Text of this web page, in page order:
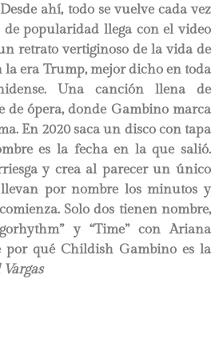
ahí, todo se vuelve cada vez
de popularidad llega con el video
retrato vertiginoso de la vida de
la era Trump, mejor dicho en toda
Una canción llena de
de ópera, donde Gambino marca
En 2020 saca un disco con tapa
es la fecha en la que salió.
y crea al parecer un único
llevan por nombre los minutos y
Solo dos tienen nombre,
y “Time” con Ariana
por qué Childish Gambino es la
Vargas